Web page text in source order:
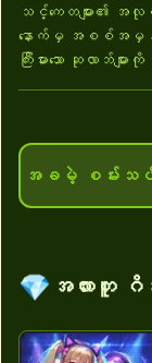
သင်္ကေတများ၏ အ
နောက်မှ အစစ်အမှန် လေ
ကြီးမားသော ဆုလာဘ်မ
အခမဲ့ စမ်းသ
💎 အလားတူ ဂိမ်း